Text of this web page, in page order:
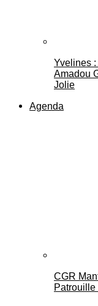
Yvelines
Amadou
Jolie
Agenda
CGR